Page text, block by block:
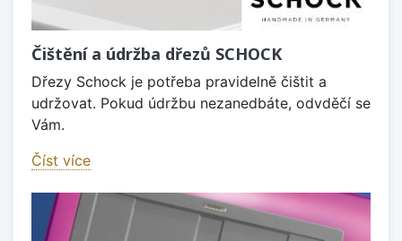
Čištění a údržba dřezů SCHOCK
Dřezy Schock je potřeba pravidelně čištit a
udržovat. Pokud údržbu nezanedbáte, odvděčí se
Vám.
Číst více